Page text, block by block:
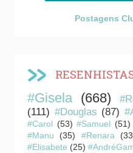
Postagens
#Gisela (668)
(111) #Douglas (87)
#Carol (53) #Samuel (51)
#Manu
(35) #Renara
#Elisabete (25)